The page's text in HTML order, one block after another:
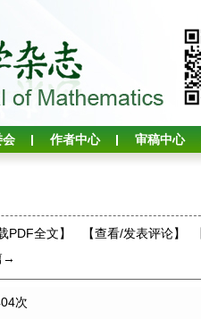
会 作者中心 审稿中心
PDF全文】 【查看/发表评论】
→
次